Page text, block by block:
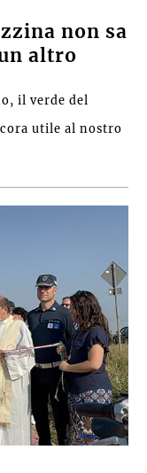
non sa
altro
il verde del
utile al nostro